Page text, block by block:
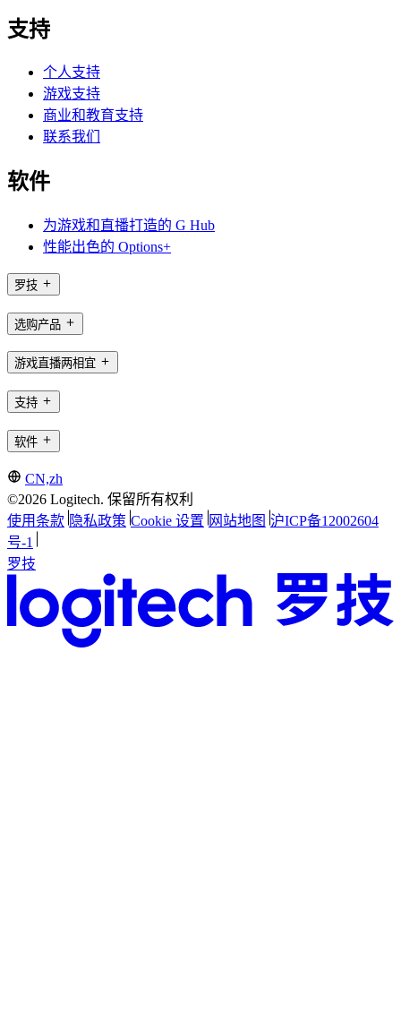
支持
个人支持
游戏支持
商业和教育支持
联系我们
软件
为游戏和直播打造的 G Hub
性能出色的 Options+
罗技
选购产品
游戏直播两相宜
支持
软件
CN,zh
©2026 Logitech. 保留所有权利
使用条款 隐私政策 Cookie 设置 网站地图 沪ICP备12002604
号-1
罗技